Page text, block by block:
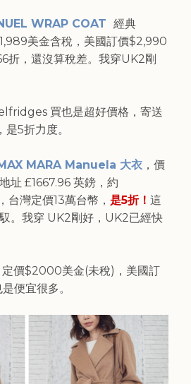
WRAP COAT 經典
美金含稅，美國訂價$2,990
折，還沒算稅差。我穿UK2剛
買也是超好價格，寄送
5折力度。
MARA Manuela 大衣 ，價
址 £1667.96 英鎊，約
灣定價13萬台幣， 是5折！ 這
。我穿 UK2剛好，UK2已經快
定價$2000美金(未稅)，美國訂
便宜很多。